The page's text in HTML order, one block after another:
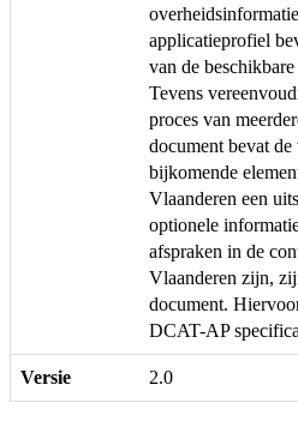
applicatieprofiel
van de
Tevens
proces van
document bevat
bijkomende
Vlaanderen een
optionele
afspraken in de
Vlaanderen zijn,
document.
DCAT-AP
Versie 2.0